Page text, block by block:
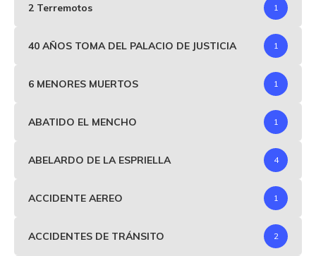
2 Terremotos 1
40 AÑOS TOMA DEL PALACIO DE JUSTICIA 1
6 MENORES MUERTOS 1
ABATIDO EL MENCHO 1
ABELARDO DE LA ESPRIELLA 4
ACCIDENTE AEREO 1
ACCIDENTES DE TRÁNSITO 2